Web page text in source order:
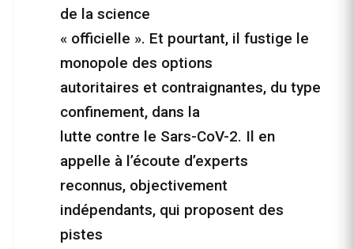
de la science
« officielle ». Et pourtant, il fustige le
monopole des options
autoritaires et contraignantes, du type
confinement, dans la
lutte contre le Sars-CoV-2. Il en
appelle à l’écoute d’experts
reconnus, objectivement
indépendants, qui proposent des
pistes